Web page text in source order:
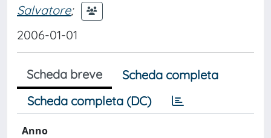
Salvatore;
2006-01-01
Scheda breve
Scheda completa
Scheda completa (DC)
Anno